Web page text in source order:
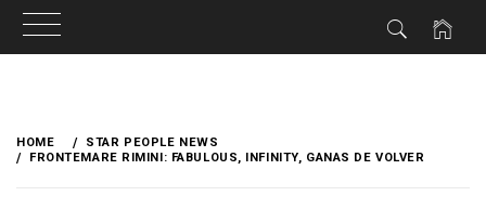
content
HOME
STAR PEOPLE NEWS
FRONTEMARE RIMINI: FABULOUS, INFINITY, GANAS DE VOLVER